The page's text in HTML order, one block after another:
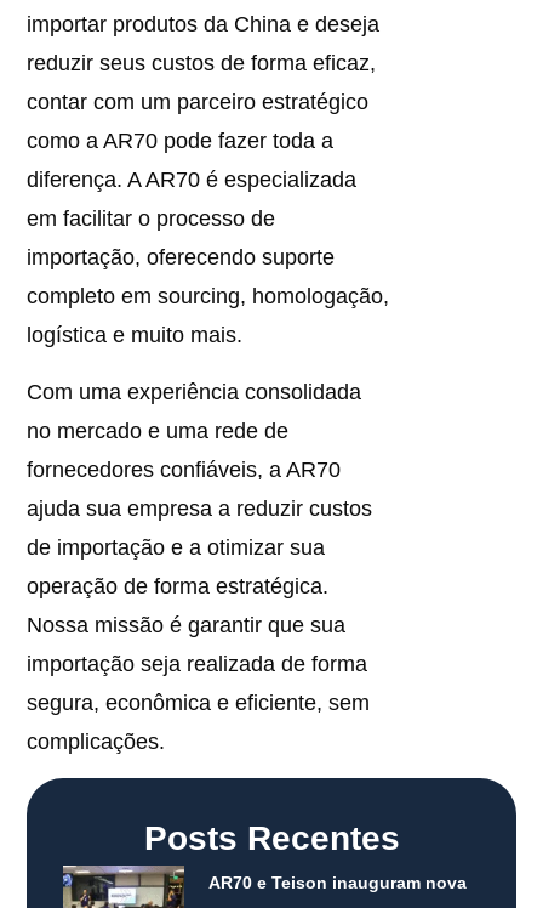
Posts Recentes
AR70 e Teison inauguram nova
importar produtos da China e deseja
reduzir seus custos de forma eficaz,
contar com um parceiro estratégico
como a AR70 pode fazer toda a
diferença. A AR70 é especializada
em facilitar o processo de
importação, oferecendo suporte
completo em sourcing, homologação,
logística e muito mais.
Com uma experiência consolidada
no mercado e uma rede de
fornecedores confiáveis, a AR70
ajuda sua empresa a reduzir custos
de importação e a otimizar sua
operação de forma estratégica.
Nossa missão é garantir que sua
importação seja realizada de forma
segura, econômica e eficiente, sem
complicações.